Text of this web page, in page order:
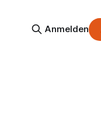
Anmelden